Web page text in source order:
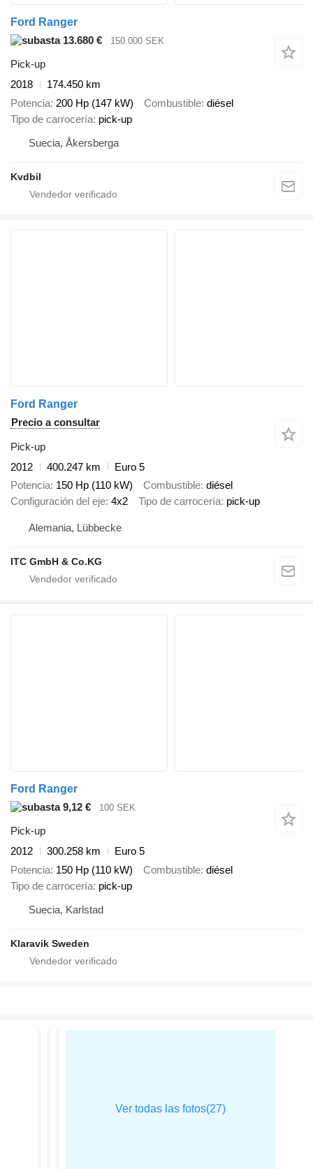
Ford Ranger
13.680 €
150.000 SEK
Pick-up
2018
174.450 km
Potencia 200 Hp (147 kW) Combustible diésel
Tipo de carrocería pick-up
Suecia, Åkersberga
Kvdbil
Ford Ranger
Precio a consultar
Pick-up
2012
400.247 km
Euro 5
Potencia 150 Hp (110 kW) Combustible diésel
Configuración del eje 4x2 Tipo de carrocería pick-up
Alemania, Lübbecke
ITC GmbH & Co.KG
Ford Ranger
9,12 €
100 SEK
Pick-up
2012
300.258 km
Euro 5
Potencia 150 Hp (110 kW) Combustible diésel
Tipo de carrocería pick-up
Suecia, Karlstad
Klaravik Sweden